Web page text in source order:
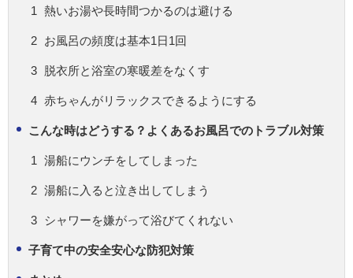
熱いお湯や長時間つかるのは避ける
お風呂の頻度は基本1日1回
脱衣所と浴室の寒暖差をなくす
赤ちゃんがリラックスできるようにする
こんな時はどうする？よくあるお風呂でのトラブル対策
湯船にウンチをしてしまった
湯船に入ると泣き出してしまう
シャワーを嫌がって浴びてくれない
子育て中の安全安心な防犯対策